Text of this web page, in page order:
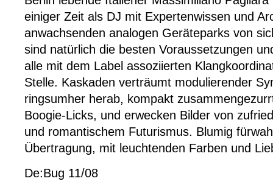
einiger Zeit als DJ mit Expertenwissen und
anwachsenden analogen Geräteparks von
sind natürlich die besten Voraussetzungen
alle mit dem Label assoziierten
Stelle. Kaskaden verträumt modulierender
ringsumher herab, kompakt
Boogie-Licks, und erwecken Bilder von
und romantischem Futurismus. Blumig
Übertragung, mit leuchtenden Farben und
De:Bug 11/08